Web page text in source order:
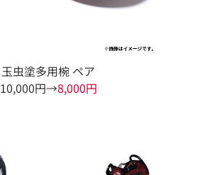
玉虫塗多用椀 ペア
10,000円→8,000円